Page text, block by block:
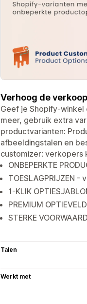
Verhoog de
Geef je Shopify-
meer, gebruik extra
productvarianten:
afbeeldingstalen en
customizer: verkopers
ONBEPERKTE
TOESLAGPRIJZEN
1-KLIK
PREMIUM
STERKE
Talen
Werkt met